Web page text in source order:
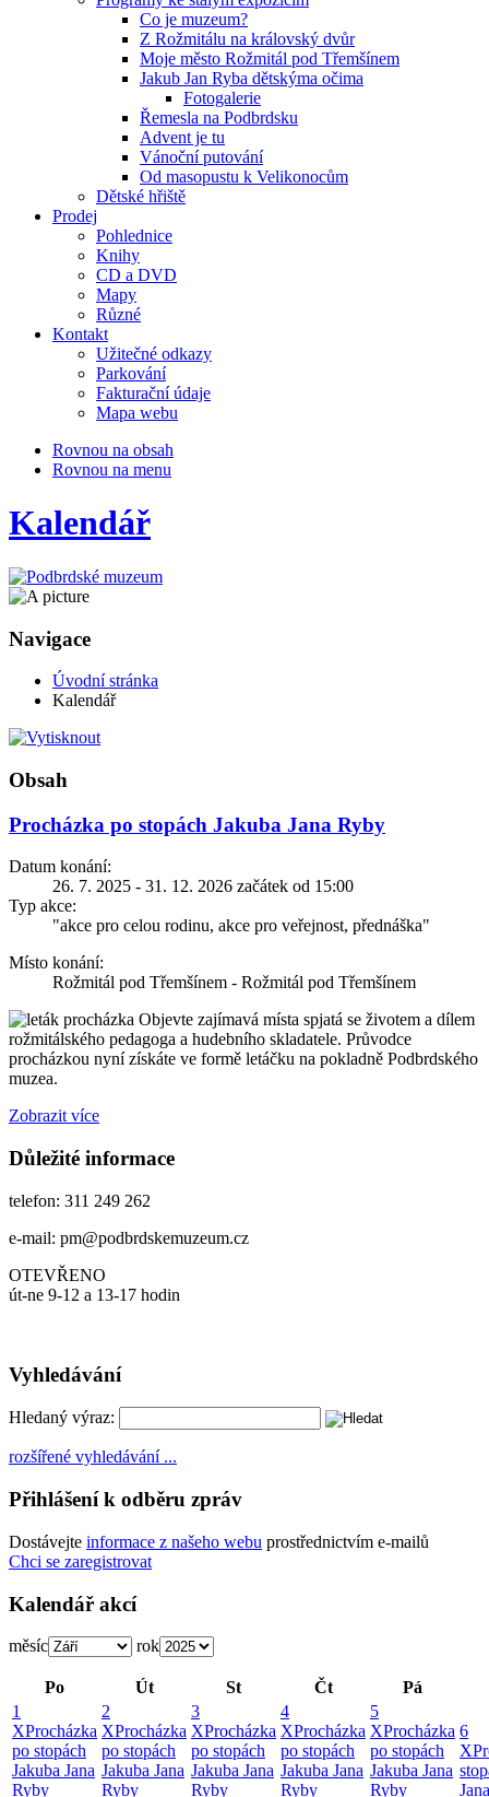
Co je muzeum?
Z Rožmitálu na královský dvůr
Moje město Rožmitál pod Třemšínem
Jakub Jan Ryba dětskýma očima
Fotogalerie
Řemesla na Podbrdsku
Advent je tu
Vánoční putování
Od masopustu k Velikonocům
Dětské hřiště
Prodej
Pohlednice
Knihy
CD a DVD
Mapy
Různé
Kontakt
Užitečné odkazy
Parkování
Fakturační údaje
Mapa webu
Rovnou na obsah
Rovnou na menu
Kalendář
Navigace
Úvodní stránka
Kalendář
Obsah
Procházka po stopách Jakuba Jana Ryby
Datum konání:
26. 7. 2025 - 31. 12. 2026 začátek od 15:00
Typ akce:
"akce pro celou rodinu, akce pro veřejnost, přednáška"
Místo konání:
Rožmitál pod Třemšínem - Rožmitál pod Třemšínem
Objevte zajímavá místa spjatá se životem a dílem
rožmitálského pedagoga a hudebního skladatele. Průvodce
procházkou nyní získáte ve formě letáčku na pokladně Podbrdského
muzea.
Zobrazit více
Důležité informace
telefon: 311 249 262
e-mail: pm@podbrdskemuzeum.cz
OTEVŘENO
út-ne 9-12 a 13-17 hodin
Vyhledávání
Hledaný výraz:
rozšířené vyhledávání ...
Přihlášení k odběru zpráv
Dostávejte informace z našeho webu prostřednictvím e-mailů
Chci se zaregistrovat
Kalendář akcí
měsíc rok
Po Út St Čt
Pá
1
XProcházka
po stopách
Jakuba Jana
Ryby
2
XProcházka
po stopách
Jakuba Jana
Ryby
3
XProcházka
po stopách
Jakuba Jana
Ryby
4
XProcházka
po stopách
Jakuba Jana
Ryby
5
XProcházka
po stopách
Jakuba Jana
Ryby
6
X